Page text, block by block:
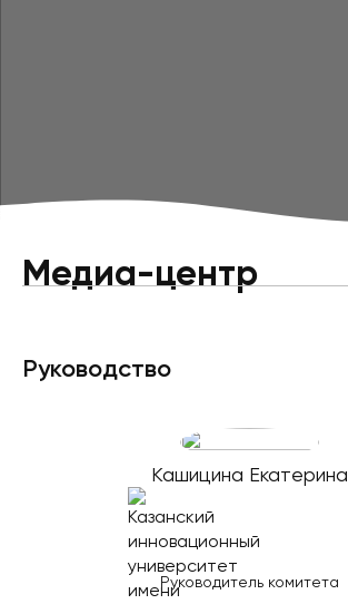
Медиа-центр
Руководство
Кашицина Екатерина
Руководитель комитета